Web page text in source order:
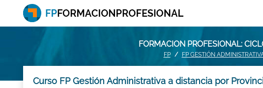
FORMACION PROFESIONAL:
FP FP GESTIÓN
Curso FP Gestión Administrativa a distancia por